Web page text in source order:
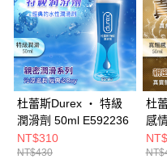
杜蕾斯Durex ‧ 特級
潤滑劑 50ml E592236
NT$310
NT$430
杜
感